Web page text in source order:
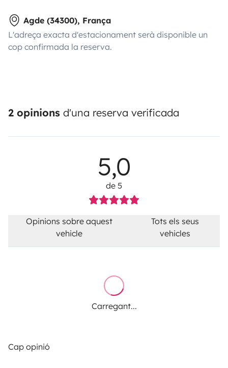
Agde (34300), França
L'adreça exacta d'estacionament serà disponible un
cop confirmada la reserva.
2 opinions d'una reserva verificada
5,0
de 5
Opinions sobre aquest
vehicle
Tots els seus
vehicles
Carregant...
Cap opinió